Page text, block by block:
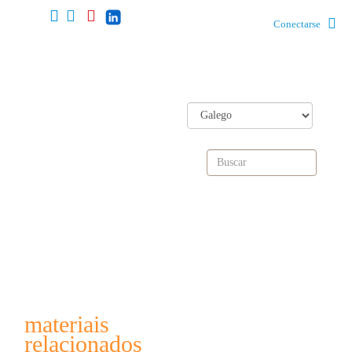
Conectarse
materiais
relacionados